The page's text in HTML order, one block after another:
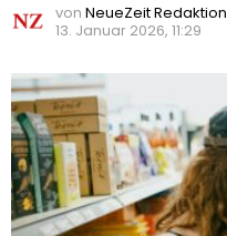
von NeueZeit Redaktion
13. Januar 2026, 11:29